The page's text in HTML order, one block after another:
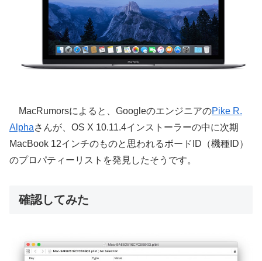
MacRumorsによると、GoogleのエンジニアのPike R.
Alphaさんが、OS X 10.11.4インストーラーの中に次期
MacBook 12インチのものと思われるボードID（機種ID）
のプロパティーリストを発見したそうです。
確認してみた